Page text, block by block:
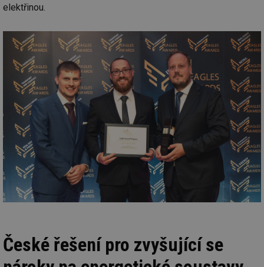
elektřinou.
České řešení pro zvyšující se